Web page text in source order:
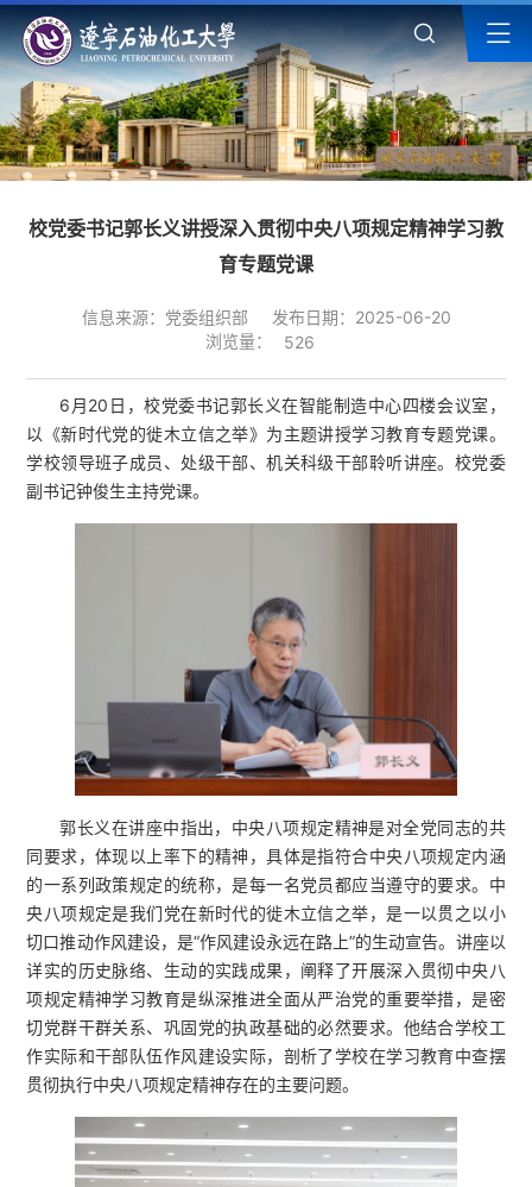
校党委书记郭长义讲授深入贯彻中央八项规定精神学习教
育专题党课
信息来源：党委组织部
发布日期：2025-06-20
浏览量：
526
6月20日，校党委书记郭长义在智能制造中心四楼会议室，
以《新时代党的徙木立信之举》为主题讲授学习教育专题党课。
学校领导班子成员、处级干部、机关科级干部聆听讲座。校党委
副书记钟俊生主持党课。
郭长义在讲座中指出，中央八项规定精神是对全党同志的共
同要求，体现以上率下的精神，具体是指符合中央八项规定内涵
的一系列政策规定的统称，是每一名党员都应当遵守的要求。中
央八项规定是我们党在新时代的徙木立信之举，是一以贯之以小
切口推动作风建设，是“作风建设永远在路上”的生动宣告。讲座以
详实的历史脉络、生动的实践成果，阐释了开展深入贯彻中央八
项规定精神学习教育是纵深推进全面从严治党的重要举措，是密
切党群干群关系、巩固党的执政基础的必然要求。他结合学校工
作实际和干部队伍作风建设实际，剖析了学校在学习教育中查摆
贯彻执行中央八项规定精神存在的主要问题。